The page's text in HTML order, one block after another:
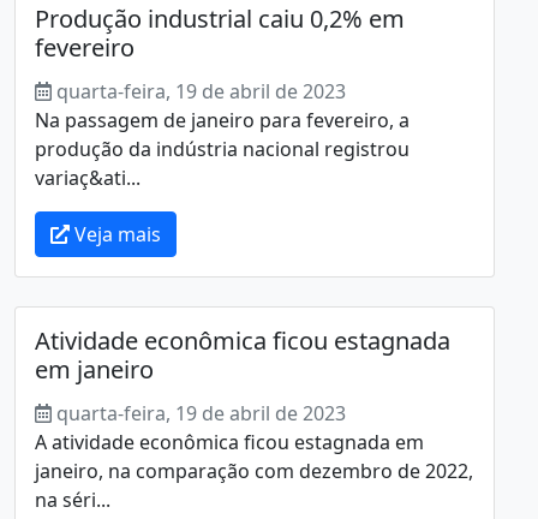
Produção industrial caiu 0,2% em
fevereiro
quarta-feira, 19 de abril de 2023
Na passagem de janeiro para fevereiro, a
produção da indústria nacional registrou
variaç&ati...
Veja mais
Atividade econômica ficou estagnada
em janeiro
quarta-feira, 19 de abril de 2023
A atividade econômica ficou estagnada em
janeiro, na comparação com dezembro de 2022,
na séri...